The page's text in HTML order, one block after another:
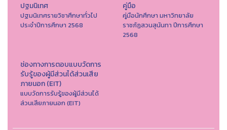
ปฐมนิเทศ
ปฐมนิเทศรายวิชาศึกษาทั่วไป
ประจำปีการศึกษา 2568
คู่มือ
คู่มือนักศึกษา มหาวิทยาลัย
ราชภัฏสวนสุนันทา ปีการศึกษา
2568
ช่องทางการตอบแบบวัดการ
รับรู้ของผู้มีส่วนได้ส่วนเสีย
ภายนอก (EIT)
แบบวัดการรับรู้ของผู้มีส่วนได้
ส่วนเสียภายนอก (EIT)